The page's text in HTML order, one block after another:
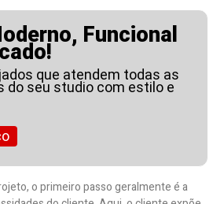
Funcional
que atendem todas as
do seu studio com estilo e
o primeiro passo geralmente é a